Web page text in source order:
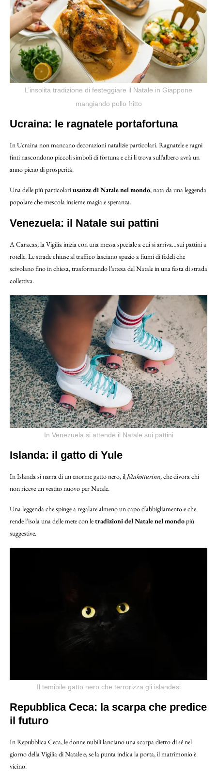
L’insolita tradizione di festeggiare il Natale in Giappone
mangiando pollo fritto
Ucraina: le ragnatele portafortuna
In Ucraina non mancano decorazioni natalizie particolari. Ragnatele e ragni
finti nascondono piccoli simboli di fortuna e chi li trova sull’albero avrà un
anno pieno di prosperità.
Una delle più particolariusanze di Natale nel mondo, nata da una leggenda
popolare che mescola insieme magia e speranza.
Venezuela: il Natale sui pattini
A Caracas, la Vigilia inizia con una messa speciale a cui si arriva…sui pattini a
rotelle. Le strade chiuse al traffico lasciano spazio a fiumi di fedeli che
scivolano fino in chiesa, trasformando l’attesa del Natale in una festa di strada
collettiva.
In Venezuela si attende il Natale sui pattini
Islanda: il gatto di Yule
In Islanda si narra di un enorme gatto nero, il Jólakötturinn, che divora chi
non riceve un vestito nuovo per Natale.
Una leggenda che spinge a regalare almeno un capo d’abbigliamento e che
rende l’isola una delle mete con letradizioni del Natale nel mondopiù
suggestive.
Il temibile gatto nero che terrorizza gli islandesi
Repubblica Ceca: la scarpa che predice
il futuro
In Repubblica Ceca, le donne nubili lanciano una scarpa dietro di sé nel
giorno della Vigilia di Natale e, se la punta indica la porta, il matrimonio è
vicino.